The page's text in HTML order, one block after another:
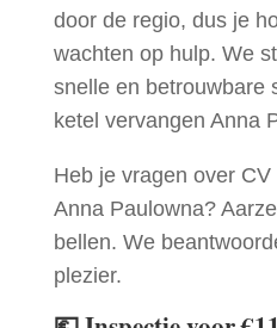
door de regio, dus je
wachten op hulp. We
snelle en betrouwbare
ketel vervangen Anna
Heb je vragen over
Anna Paulowna?
bellen. We
plezier.